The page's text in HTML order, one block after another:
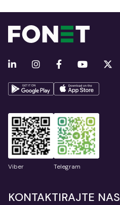
Viber Telegram
KONTAKTIRAJTE NAS